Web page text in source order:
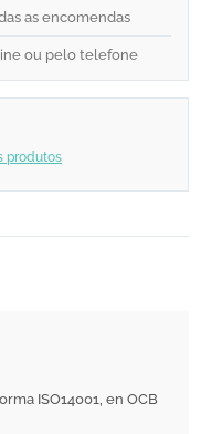
as encomendas
ou pelo telefone
produtos
ISO14001, en OCB